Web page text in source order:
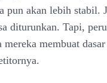
pun akan lebih stabil.
diturunkan. Tapi,
mereka membuat